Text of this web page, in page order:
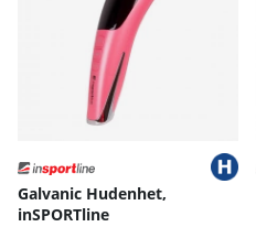
Galvanic Hudenhet,
inSPORTline